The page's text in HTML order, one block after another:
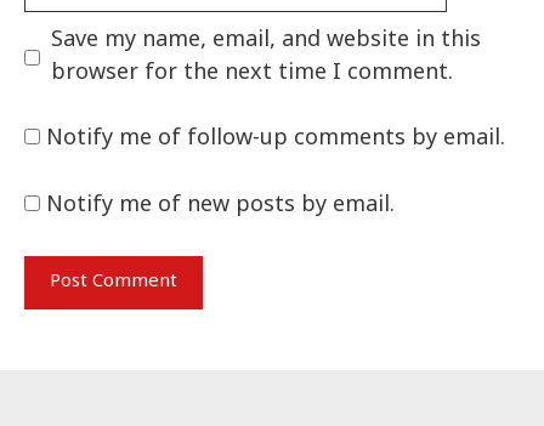
Save my name, email, and website in this
browser for the next time I comment.
Notify me of follow-up comments by email.
Notify me of new posts by email.